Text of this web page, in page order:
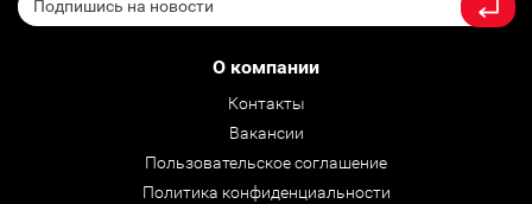
О компании
Контакты
Вакансии
Пользовательское соглашение
Политика конфиденциальности